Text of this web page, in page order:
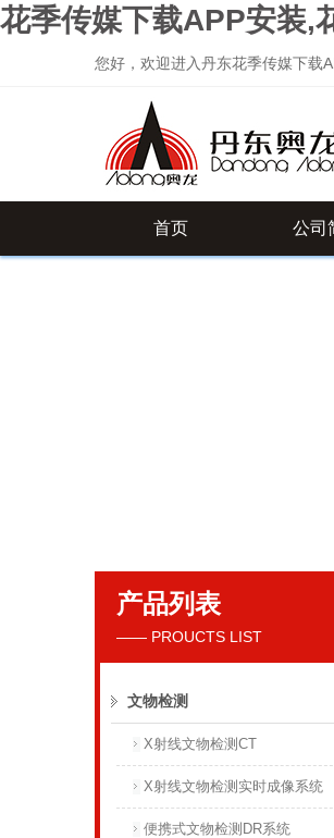
花季传媒下载APP安装,
您好，欢迎进入丹东花季传媒下载
丹东花季传媒下载APP安装射线仪
首页 公司
产品列表
—— PROUCTS LIST
文物检测
X射线文物检测CT
X射线文物检测实时成像系统
便携式文物检测DR系统